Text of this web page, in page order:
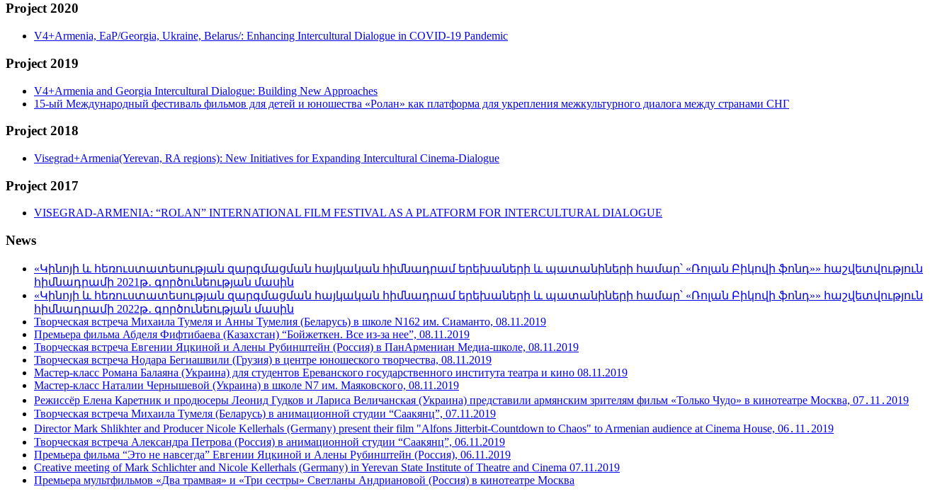
Project 2020
V4+Armenia, EaP/Georgia, Ukraine, Belarus/: Enhancing Intercultural Dialogue in COVID-19 Pandemic
Project 2019
V4+Armenia and Georgia Intercultural Dialogue: Building New Approaches
15-ый Международный фестиваль фильмов для детей и юношества «Ролан» как платформа для укрепления межкультурного диалога между странами СНГ
Project 2018
Visegrad+Armenia(Yerevan, RA regions): New Initiatives for Expanding Intercultural Cinema-Dialogue
Project 2017
VISEGRAD-ARMENIA: “ROLAN” INTERNATIONAL FILM FESTIVAL AS A PLATFORM FOR INTERCULTURAL DIALOGUE
News
«Կինոյի և հեռուստատեսության զարգմացման հայկական հիմնադրամ երեխաների և պատանիների համար՝ «Ռոլան Բիկովի ֆոնդ»» հաշվետվություն
հիմնադրամի 2021թ․ գործունեության մասին
«Կինոյի և հեռուստատեսության զարգմացման հայկական հիմնադրամ երեխաների և պատանիների համար՝ «Ռոլան Բիկովի ֆոնդ»» հաշվետվություն
հիմնադրամի 2022թ․ գործունեության մասին
Творческая встреча Михаила Тумеля и Анны Тумелия (Беларусь) в школе N162 им. Сиаманто, 08.11.2019
Премьера фильма Абделя Фифтибаева (Казахстан) “Бойжеткен. Все из-за нее”, 08.11.2019
Творческая встреча Евгении Яцкиной и Алены Рубинштейн (Россия) в ПанАрмениан Медиа-школе, 08.11.2019
Творческая встреча Нодара Бегиашвили (Грузия) в центре юношеского творчества, 08.11.2019
Мастер-класс Романа Балаяна (Украина) для студентов Ереванского государственного института театра и кино 08.11.2019
Мастер-класс Наталии Чернышевой (Украина) в школе N7 им. Маяковского, 08.11.2019
Режиссёр Елена Каретник и продюсеры Леонид Гудков и Лариса Величанская (Украина) представили армянским зрителям фильм «Только Чудо» в кинотеатре Москва, 07․11․2019
Творческая встреча Михаила Тумеля (Беларусь) в анимационной студии “Саакянц”, 07.11.2019
Director Mark Shlikhter and Producer Nicole Kellerhals (Germany) present their film "Alfons Jitterbit-Countdown to Chaos" to Armenian audience at Cinema House, 06․11․2019
Творческая встреча Александра Петрова (Россия) в анимационной студии “Саакянц”, 06.11.2019
Премьера фильма “Это не навсегда” Евгении Яцкиной и Алены Рубинштейн (Россия), 06.11.2019
Creative meeting of Mark Schlichter and Nicole Kellerhals (Germany) in Yerevan State Institute of Theatre and Cinema 07.11.2019
Премьера мультфильмов «Два трамвая» и «Три сестры» Светланы Андриановой (Россия) в кинотеатре Москва